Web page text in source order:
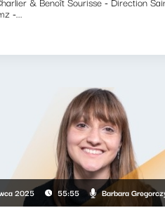
-...
2025 55:55 Barbara